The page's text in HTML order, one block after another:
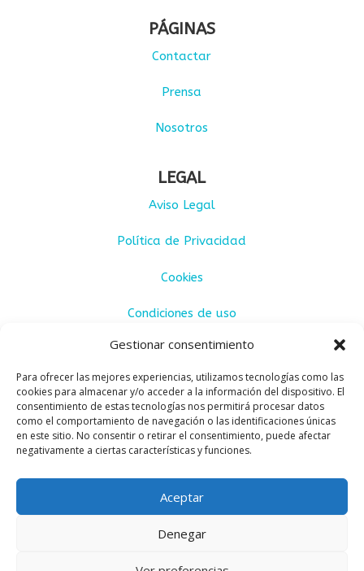
Gestionar consentimiento
Para ofrecer las mejores experiencias, utilizamos tecnologías como las
cookies para almacenar y/o acceder a la información del dispositivo. El
consentimiento de estas tecnologías nos permitirá procesar datos
como el comportamiento de navegación o las identificaciones únicas
en este sitio. No consentir o retirar el consentimiento, puede afectar
negativamente a ciertas características y funciones.
Aceptar
Denegar
PÁGINAS
Contactar
Prensa
Nosotros
LEGAL
Aviso Legal
Política de Privacidad
Cookies
Condiciones de uso
Condiciones de venta